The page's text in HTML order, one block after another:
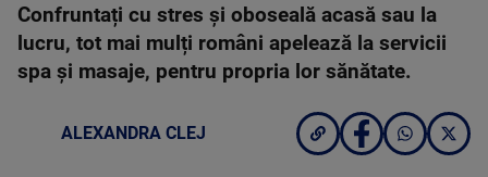
Confruntați cu stres și oboseală acasă sau la
lucru, tot mai mulți români apelează la servicii
spa și masaje, pentru propria lor sănătate.
ALEXANDRA CLEJ